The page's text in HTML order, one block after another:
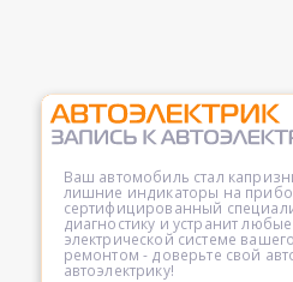
Ваш автомобиль стал
лишние индикаторы на
сертифицированный
диагностику и устранит
электрической системе
ремонтом - доверьте свой
автоэлектрику!